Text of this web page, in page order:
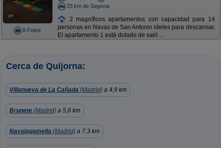
8 Fotos
33 km de Segovia
2 magníficos apartamentos con capacidad para 14
personas en Navas de San Antonio ideles para descansar.
El apartamento 1 está dotado de saló ...
Cerca de Quijorna:
Villanueva de La Cañada (Madrid) a 4,9 km
Brunete (Madrid) a 5,6 km
Navalagamella (Madrid) a 7,3 km